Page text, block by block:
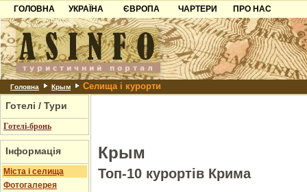
ГОЛОВНА
УКРАЇНА
Карпати
Азов
Причорноморря
Шацьк
ЄВРОПА
Чорногорія
Хорватія
Болгарія
Албанія
ЧАРТЕРИ
ПРО НАС
Контакти
Партнерам
Додати готель
Головна Крым Селища і курорти
Готелі / Тури
Готелі-бронь
Інформація
Міста і селища
Фотогалерея
Крым
Топ-10 курортів Крима